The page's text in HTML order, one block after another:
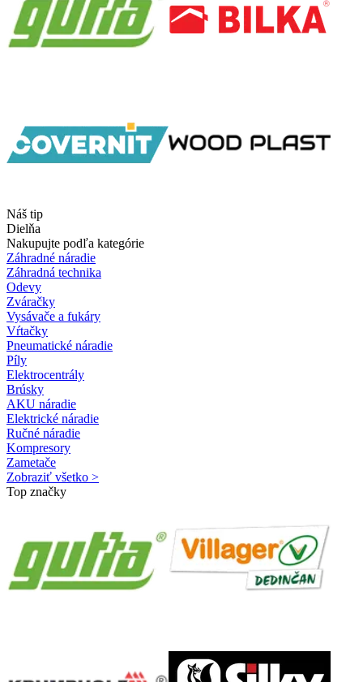
Náš tip
Dielňa
Nakupujte podľa kategórie
Záhradné náradie
Záhradná technika
Odevy
Zváračky
Vysávače a fukáry
Vŕtačky
Pneumatické náradie
Píly
Elektrocentrály
Brúsky
AKU náradie
Elektrické náradie
Ručné náradie
Kompresory
Zametače
Zobraziť všetko >
Top značky